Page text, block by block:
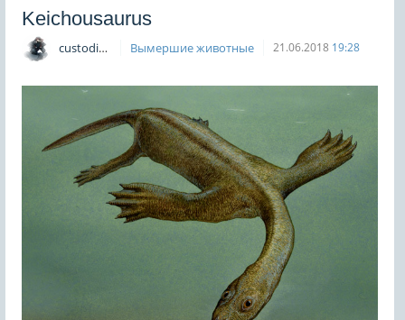
Keichousaurus
custodian Вымершие животные 21.06.2018 19:28